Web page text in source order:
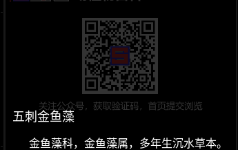
五刺金鱼藻
金鱼藻科，金鱼藻属，多年生沉水草本。